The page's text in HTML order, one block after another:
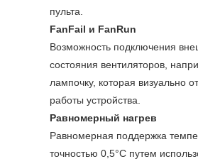
пульта.
FanFail и FanRun
Возможность подключения
состояния вентиляторов,
лампочку, которая визуально
работы устройства.
Равномерный нагрев
Равномерная поддержка
точностью 0,5°C путем